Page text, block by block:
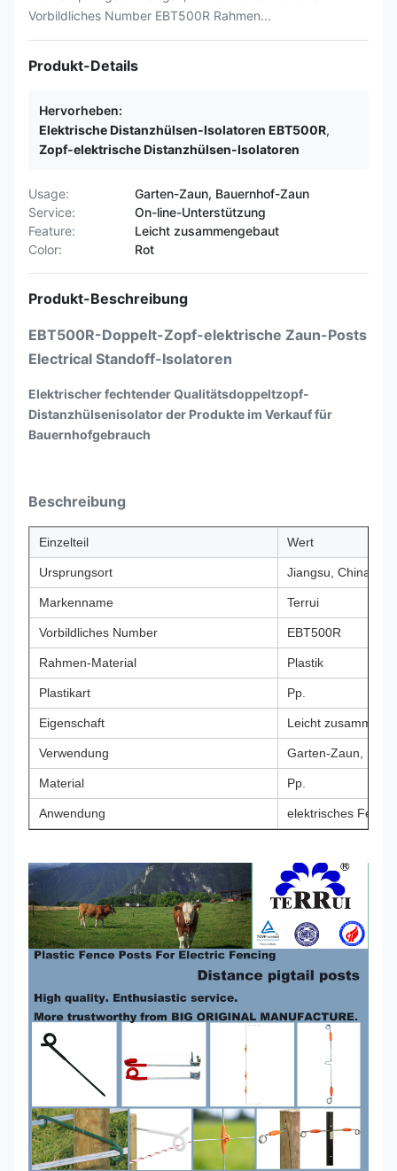
Vorbildliches Number EBT500R Rahmen...
Produkt-Details
Hervorheben:
Elektrische Distanzhülsen-Isolatoren EBT500R,
Zopf-elektrische Distanzhülsen-Isolatoren
Usage:
Garten-Zaun, Bauernhof-Zaun
Service:
On-line-Unterstützung
Feature:
Leicht zusammengebaut
Color:
Rot
Produkt-Beschreibung
EBT500R-Doppelt-Zopf-elektrische Zaun-Posts
Electrical Standoff-Isolatoren
Elektrischer fechtender Qualitätsdoppeltzopf-
Distanzhülsenisolator der Produkte im Verkauf für
Bauernhofgebrauch
Beschreibung
Einzelteil Wert
Ursprungsort Jiangsu, China
Markenname Terrui
Vorbildliches Number EBT500R
Rahmen-Material Plastik
Plastikart Pp.
Eigenschaft Leicht
Verwendung Garten-Zaun,
Material Pp.
Anwendung elektrisches